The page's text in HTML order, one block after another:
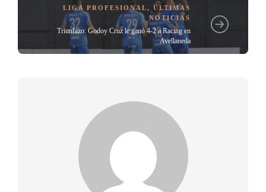
LIGA PROFESIONAL, ÚLTIMAS
NOTICIAS
Triunfazo: Godoy Cruz le ganó 4-2 a Racing en
Avellaneda